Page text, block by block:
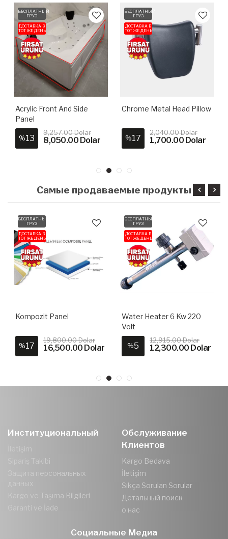
БЕСПЛАТНЫЙ
ГРУЗ
ДОСТАВКА В
ТОТ ЖЕ ДЕНЬ
Acrylic Front And Side
Panel
%13
9,257.00 Dolar
8,050.00 Dolar
БЕСПЛАТНЫЙ
ГРУЗ
ДОСТАВКА В
ТОТ ЖЕ ДЕНЬ
Chrome Metal Head Pillow
%17
2,040.00 Dolar
1,700.00 Dolar
Самые продаваемые продукты
БЕСПЛАТНЫЙ
ГРУЗ
ДОСТАВКА В
ТОТ ЖЕ ДЕНЬ
Kompozit Panel
%17
19,800.00 Dolar
16,500.00 Dolar
БЕСПЛАТНЫЙ
ГРУЗ
ДОСТАВКА В
ТОТ ЖЕ ДЕНЬ
Water Heater 6 Kw 220
Volt
%5
12,915.00 Dolar
12,300.00 Dolar
Институциональный
İletişim
Sipariş Takibi
Защита персональных
данных
Kargo ve Taşıma Bilgileri
Garanti ve İade
Обслуживание
Клиентов
Kargo Bedava
İletişim
Sıkça Sorulan Sorular
Детальный поиск
о нас
Социальные Медиа